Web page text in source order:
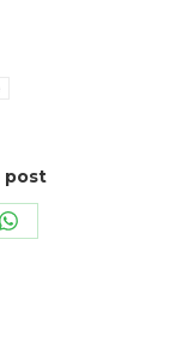
post
Condividi